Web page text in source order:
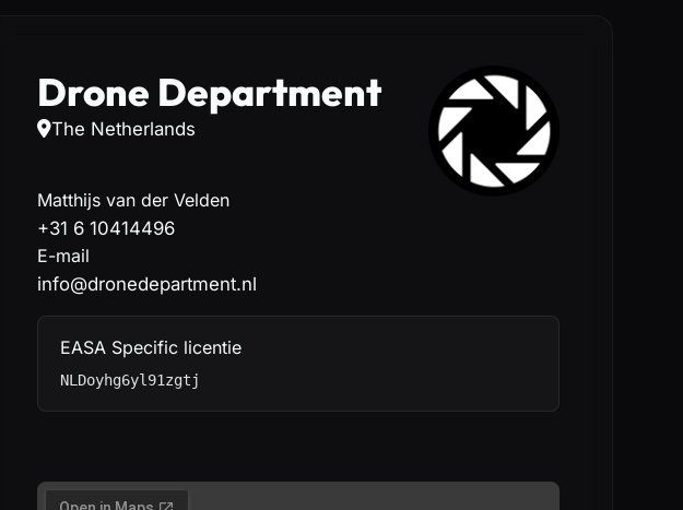
Drone Department
The Netherlands
Matthijs van der Velden
+31 6 10414496
E-mail
info@dronedepartment.nl
EASA Specific licentie
NLDoyhg6yl91zgtj